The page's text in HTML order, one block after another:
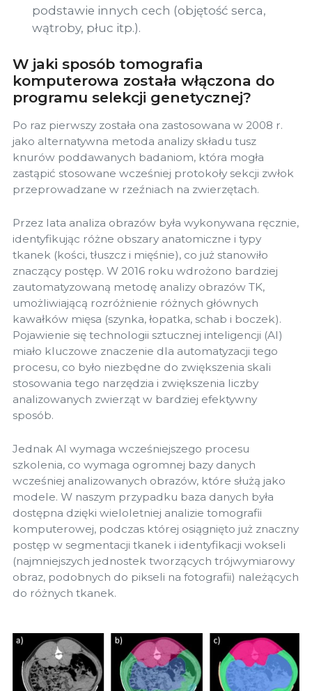
podstawie innych cech (objętość serca,
wątroby, płuc itp.).
W jaki sposób tomografia
komputerowa została włączona do
programu selekcji genetycznej?
Po raz pierwszy została ona zastosowana w 2008 r.
jako alternatywna metoda analizy składu tusz
knurów poddawanych badaniom, która mogła
zastąpić stosowane wcześniej protokoły sekcji zwłok
przeprowadzane w rzeźniach na zwierzętach.
Przez lata analiza obrazów była wykonywana ręcznie,
identyfikując różne obszary anatomiczne i typy
tkanek (kości, tłuszcz i mięśnie), co już stanowiło
znaczący postęp. W 2016 roku wdrożono bardziej
zautomatyzowaną metodę analizy obrazów TK,
umożliwiającą rozróżnienie różnych głównych
kawałków mięsa (szynka, łopatka, schab i boczek).
Pojawienie się technologii sztucznej inteligencji (AI)
miało kluczowe znaczenie dla automatyzacji tego
procesu, co było niezbędne do zwiększenia skali
stosowania tego narzędzia i zwiększenia liczby
analizowanych zwierząt w bardziej efektywny
sposób.
Jednak AI wymaga wcześniejszego procesu
szkolenia, co wymaga ogromnej bazy danych
wcześniej analizowanych obrazów, które służą jako
modele. W naszym przypadku baza danych była
dostępna dzięki wieloletniej analizie tomografii
komputerowej, podczas której osiągnięto już znaczny
postęp w segmentacji tkanek i identyfikacji wokseli
(najmniejszych jednostek tworzących trójwymiarowy
obraz, podobnych do pikseli na fotografii) należących
do różnych tkanek.